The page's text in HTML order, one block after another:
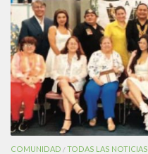
COMUNIDAD /TODAS LAS NOTICIAS